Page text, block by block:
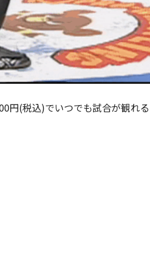
円(税込)でいつでも試合が観れ